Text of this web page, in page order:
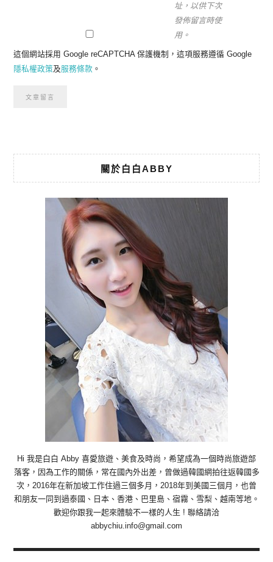
址，以供下次
發佈留言時使
用。
這個網站採用 Google reCAPTCHA 保護機制，這項服務遵循 Google
隱私權政策及服務條款 。
關於白白ABBY
Hi 我是白白 Abby 喜愛旅遊、美食及時尚，希望成為一個時尚旅遊部
落客，因為工作的關係，常在國內外出差，曾做過韓國網拍往返韓國多
次，2016年在新加坡工作住過三個多月，2018年到美國三個月，也曾
和朋友一同到過泰國、日本、香港、巴里島、宿霧、雪梨、越南等地。
歡迎你跟我一起來體驗不一樣的人生 ! 聯絡請洽
abbychiu.info@gmail.com